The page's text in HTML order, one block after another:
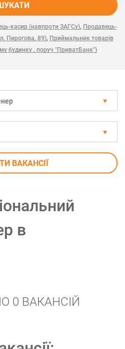
касир (навпроти ЗАГСу), Продавець-
Пирогова, 89), Приймальник товарів
будинку , поруч "ПриватБанк")
ВАКАНСІЇ
в
0 ВАКАНСІЙ